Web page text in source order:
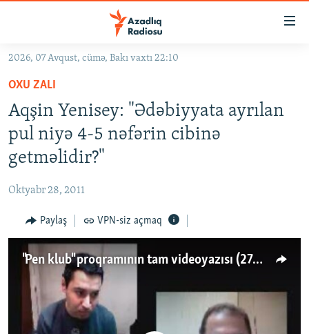
Əsas
qayıt
Əsas
naviqasiyaya
qayıt
Axtarışa
KORRUPSIOMETR
#ƏSLINDƏ
QANUNI DOĞRU
ARAŞDIRMA
MULTIMEDIA
VIDEO
FOTOQALEREYA
İNFOQRAFIKA
RADIO ARXIV
OXU ZALI
AZƏRBAYCAN ƏDƏBIYYATI KITABXANASI
HAQQIMIZDA
MISSIYAMIZ
2026, 07 Avqust, cümə, Bakı vaxtı 22:10
OXU ZALI
Aqşin Yenisey: "Ədəbiyyata ayrılan
pul niyə 4-5 nəfərin cibinə
getməlidir?"
Oktyabr 28, 2011
Paylaş VPN-siz açmaq
"Pen klub" proqramının tam videoyazısı (27.10.2011)